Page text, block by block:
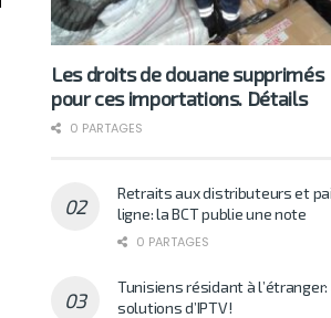
Les droits de douane supprimés
pour ces importations. Détails
0 PARTAGES
Retraits aux distributeurs et
ligne: la BCT publie une note
0 PARTAGES
Tunisiens résidant à
solutions d’IPTV!